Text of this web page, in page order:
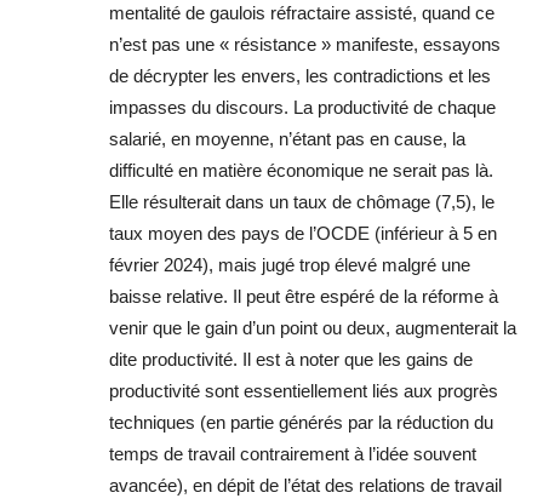
mentalité de gaulois réfractaire assisté, quand ce
n’est pas une « résistance » manifeste, essayons
de décrypter les envers, les contradictions et les
impasses du discours. La productivité de chaque
salarié, en moyenne, n’étant pas en cause, la
difficulté en matière économique ne serait pas là.
Elle résulterait dans un taux de chômage (7,5), le
taux moyen des pays de l’OCDE (inférieur à 5 en
février 2024), mais jugé trop élevé malgré une
baisse relative. Il peut être espéré de la réforme à
venir que le gain d’un point ou deux, augmenterait la
dite productivité. Il est à noter que les gains de
productivité sont essentiellement liés aux progrès
techniques (en partie générés par la réduction du
temps de travail contrairement à l’idée souvent
avancée), en dépit de l’état des relations de travail